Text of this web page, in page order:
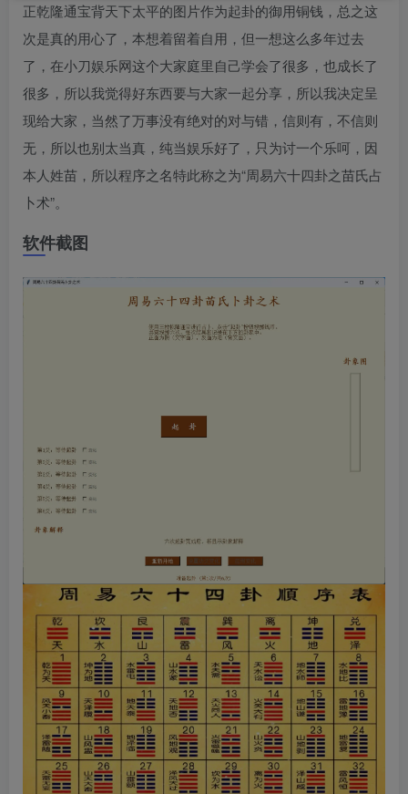
正乾隆通宝背天下太平的图片作为起卦的御用铜钱，总之这
次是真的用心了，本想着留着自用，但一想这么多年过去
了，在小刀娱乐网这个大家庭里自己学会了很多，也成长了
很多，所以我觉得好东西要与大家一起分享，所以我决定呈
现给大家，当然了万事没有绝对的对与错，信则有，不信则
无，所以也别太当真，纯当娱乐好了，只为讨一个乐呵，因
本人姓苗，所以程序之名特此称之为“周易六十四卦之苗氏占
卜术”。
软件截图